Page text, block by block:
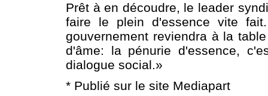
Prêt à en découdre, le leader
faire le plein d'essence vite
gouvernement reviendra à la
d'âme: la pénurie d'essence,
dialogue social.»
* Publié sur le site Mediapart